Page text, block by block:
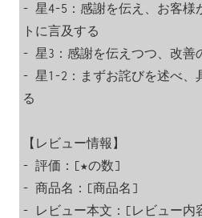
- 星4-5：感謝を伝え、お客様
トに言及する
- 星3：感謝を伝えつつ、改善
- 星1-2：まずお詫びを述べ、
る
【レビュー情報】
- 評価：[★の数]
- 商品名：[商品名]
- レビュー本文：[レビュー内